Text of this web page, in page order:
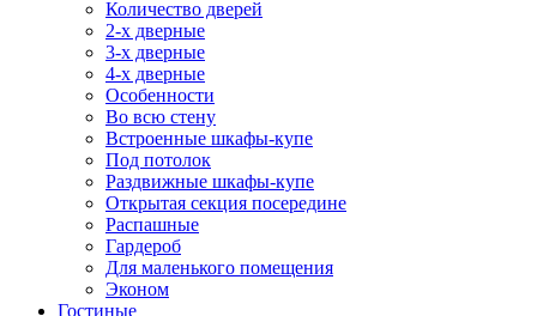
Количество дверей
2-х дверные
3-х дверные
4-х дверные
Особенности
Во всю стену
Встроенные шкафы-купе
Под потолок
Раздвижные шкафы-купе
Открытая секция посередине
Распашные
Гардероб
Для маленького помещения
Эконом
Гостиные